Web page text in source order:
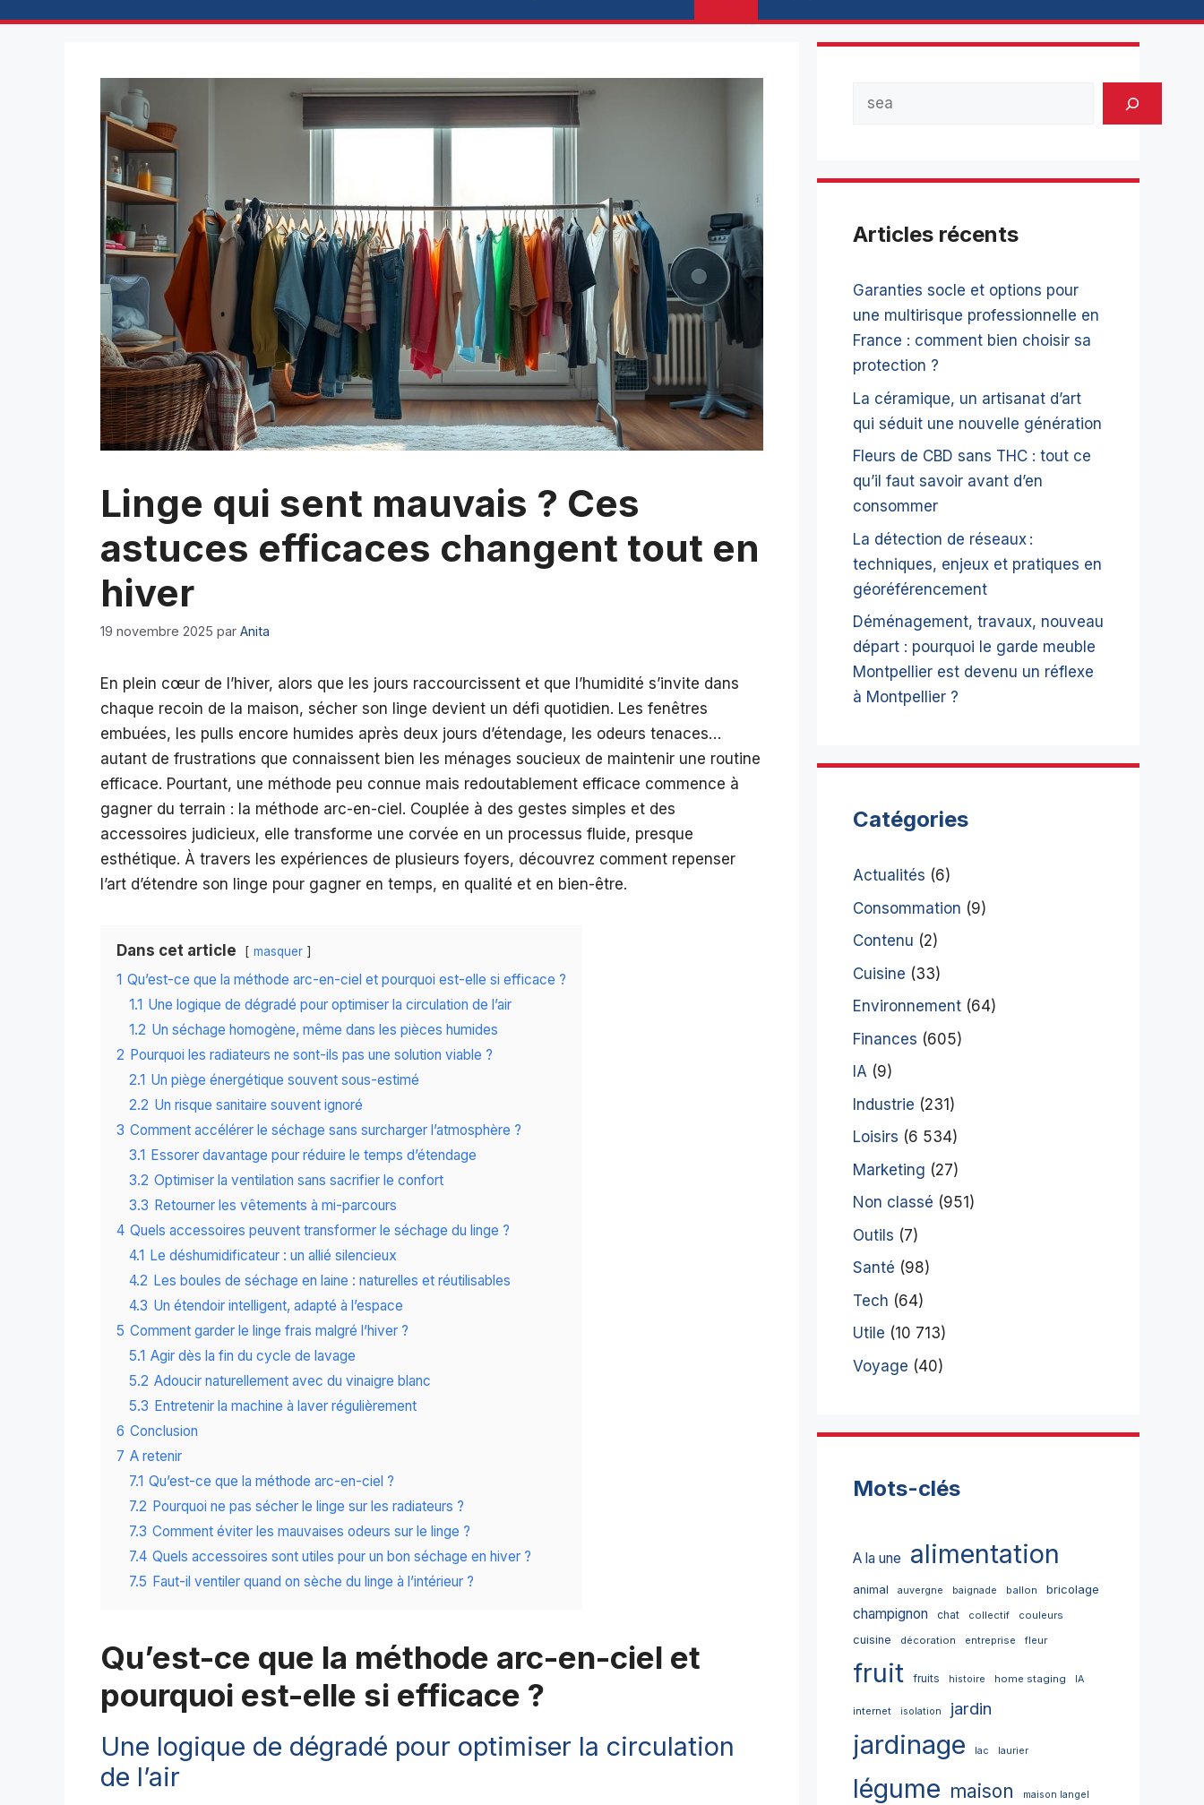
Linge qui sent mauvais ? Ces
astuces efficaces changent tout en
hiver
19 novembre 2025 par Anita
En plein cœur de l’hiver, alors que les jours raccourcissent et que l’humidité s’invite dans
chaque recoin de la maison, sécher son linge devient un défi quotidien. Les fenêtres
embuées, les pulls encore humides après deux jours d’étendage, les odeurs tenaces…
autant de frustrations que connaissent bien les ménages soucieux de maintenir une routine
efficace. Pourtant, une méthode peu connue mais redoutablement efficace commence à
gagner du terrain : la méthode arc-en-ciel. Couplée à des gestes simples et des
accessoires judicieux, elle transforme une corvée en un processus fluide, presque
esthétique. À travers les expériences de plusieurs foyers, découvrez comment repenser
l’art d’étendre son linge pour gagner en temps, en qualité et en bien-être.
Dans cet article masquer
1 Qu’est-ce que la méthode arc-en-ciel et pourquoi est-elle si efficace ?
1.1 Une logique de dégradé pour optimiser la circulation de l’air
1.2 Un séchage homogène, même dans les pièces humides
2 Pourquoi les radiateurs ne sont-ils pas une solution viable ?
2.1 Un piège énergétique souvent sous-estimé
2.2 Un risque sanitaire souvent ignoré
3 Comment accélérer le séchage sans surcharger l’atmosphère ?
3.1 Essorer davantage pour réduire le temps d’étendage
3.2 Optimiser la ventilation sans sacrifier le confort
3.3 Retourner les vêtements à mi-parcours
4 Quels accessoires peuvent transformer le séchage du linge ?
4.1 Le déshumidificateur : un allié silencieux
4.2 Les boules de séchage en laine : naturelles et réutilisables
4.3 Un étendoir intelligent, adapté à l’espace
5 Comment garder le linge frais malgré l’hiver ?
5.1 Agir dès la fin du cycle de lavage
5.2 Adoucir naturellement avec du vinaigre blanc
5.3 Entretenir la machine à laver régulièrement
6 Conclusion
7 A retenir
7.1 Qu’est-ce que la méthode arc-en-ciel ?
7.2 Pourquoi ne pas sécher le linge sur les radiateurs ?
7.3 Comment éviter les mauvaises odeurs sur le linge ?
7.4 Quels accessoires sont utiles pour un bon séchage en hiver ?
7.5 Faut-il ventiler quand on sèche du linge à l’intérieur ?
Qu’est-ce que la méthode arc-en-ciel et
pourquoi est-elle si efficace ?
Une logique de dégradé pour optimiser la circulation
de l’air
Articles récents
Garanties socle et options pour
une multirisque professionnelle en
France : comment bien choisir sa
protection ?
La céramique, un artisanat d’art
qui séduit une nouvelle génération
Fleurs de CBD sans THC : tout ce
qu’il faut savoir avant d’en
consommer
La détection de réseaux :
techniques, enjeux et pratiques en
géoréférencement
Déménagement, travaux, nouveau
départ : pourquoi le garde meuble
Montpellier est devenu un réflexe
à Montpellier ?
Catégories
Actualités (6)
Consommation (9)
Contenu (2)
Cuisine (33)
Environnement (64)
Finances (605)
IA (9)
Industrie (231)
Loisirs (6 534)
Marketing (27)
Non classé (951)
Outils (7)
Santé (98)
Tech (64)
Utile (10 713)
Voyage (40)
Mots-clés
A la une alimentation
animal auvergne baignade ballon bricolage
champignon chat collectif couleurs
cuisine décoration entreprise fleur
fruit fruits histoire home staging IA
internet isolation jardin
jardinage lac laurier
légume maison maison langel